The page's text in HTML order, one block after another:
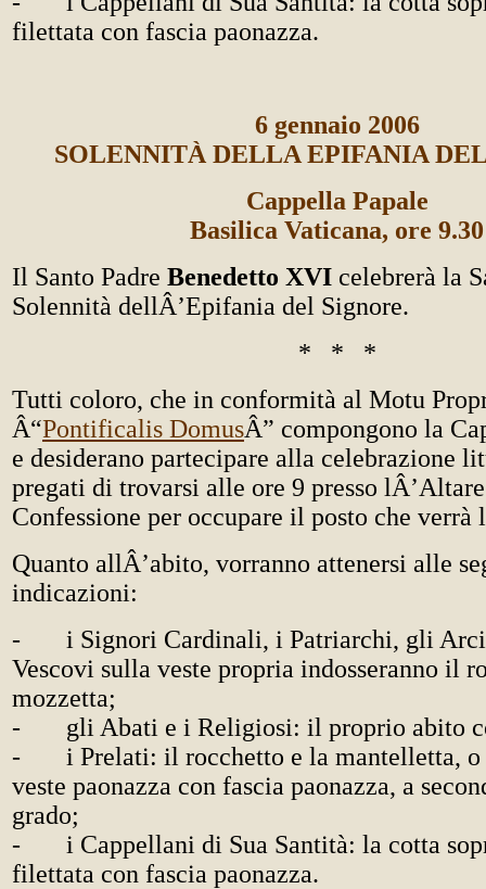
filettata con fascia paonazza.
6 gennaio 2006
SOLENNITÀ DELLA EPIFANIA
Cappella Papale
Basilica Vaticana, ore 9.30
Il Santo Padre Benedetto XVI celebrerà la
Solennità dellÂ’Epifania del Signore.
* * *
Tutti coloro, che in conformità al Motu
Â“Pontificalis DomusÂ” compongono la
e desiderano partecipare alla celebrazione
pregati di trovarsi alle ore 9 presso
Confessione per occupare il posto che
Quanto allÂ’abito, vorranno attenersi alle
indicazioni:
- i Signori Cardinali, i Patriarchi, gli
Vescovi sulla veste propria indosseranno il
mozzetta;
- gli Abati e i Religiosi: il proprio abito
- i Prelati: il rocchetto e la mantelletta, o
veste paonazza con fascia paonazza, a
grado;
- i Cappellani di Sua Santità: la cotta
filettata con fascia paonazza.